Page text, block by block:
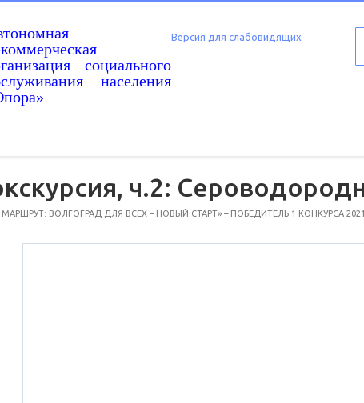
социального
населения
Версия для слабовидящих
ч.2:
ВОЛГОГРАД ДЛЯ ВСЕХ – НОВЫЙ СТАРТ» – ПОБЕДИТЕЛЬ 1 КОНКУРСА